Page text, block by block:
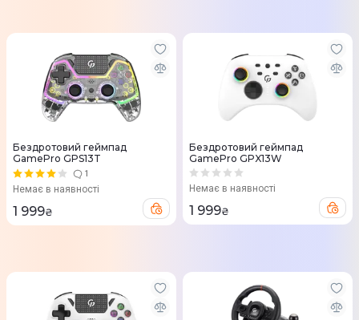
Бездротовий геймпад
GamePro GPS13T
1
Немає в наявності
1 999₴
Бездротовий геймпад
GamePro GPX13W
Немає в наявності
1 999₴